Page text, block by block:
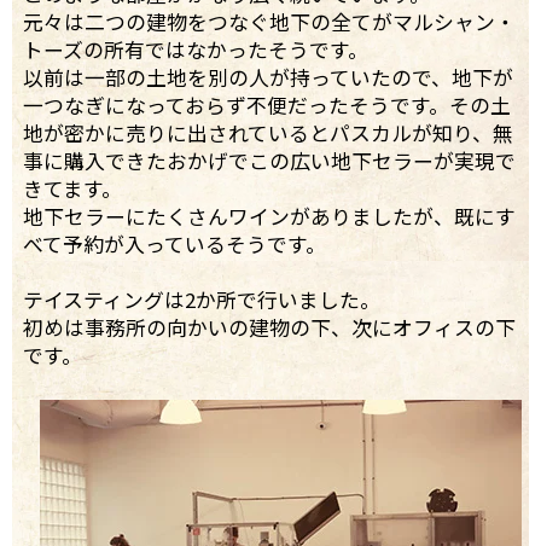
元々は二つの建物をつなぐ地下の全てがマルシャン・
トーズの所有ではなかったそうです。
以前は一部の土地を別の人が持っていたので、地下が
一つなぎになっておらず不便だったそうです。その土
地が密かに売りに出されているとパスカルが知り、無
事に購入できたおかげでこの広い地下セラーが実現で
きてます。
地下セラーにたくさんワインがありましたが、既にす
べて予約が入っているそうです。
テイスティングは2か所で行いました。
初めは事務所の向かいの建物の下、次にオフィスの下
です。